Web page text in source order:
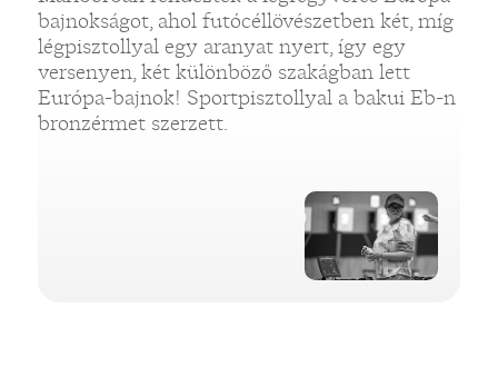
bajnokságot, ahol futócéllövészetben két, míg
légpisztollyal egy aranyat nyert, így egy
versenyen, két különböző szakágban lett
Európa-bajnok! Sportpisztollyal a bakui Eb-n
bronzérmet szerzett.